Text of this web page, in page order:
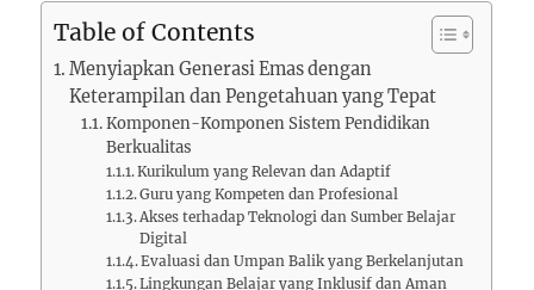
Table of Contents
Menyiapkan Generasi Emas dengan
Keterampilan dan Pengetahuan yang Tepat
Komponen-Komponen Sistem Pendidikan
Berkualitas
Kurikulum yang Relevan dan Adaptif
Guru yang Kompeten dan Profesional
Akses terhadap Teknologi dan Sumber Belajar
Digital
Evaluasi dan Umpan Balik yang Berkelanjutan
Lingkungan Belajar yang Inklusif dan Aman